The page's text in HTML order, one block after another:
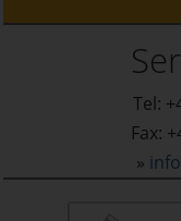
Tel:
Fax:
»